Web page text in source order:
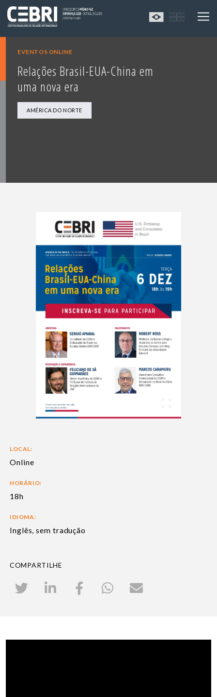
EVENTOS ONLINE
Relações Brasil-EUA-China em
uma nova era
AMÉRICA DO NORTE
LOCAL:
Online
HORÁRIO:
18h
IDIOMA:
Inglês, sem tradução
COMPARTILHE